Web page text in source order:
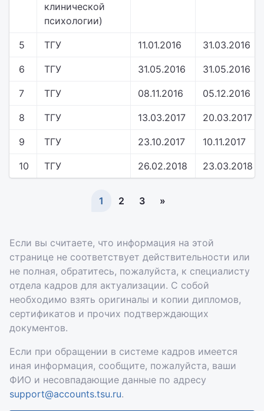
клинической
психологии)
5 ТГУ 11.01.2016 31.03.2016
6 ТГУ 31.05.2016 31.05.2016
7 ТГУ 08.11.2016 05.12.2016
8 ТГУ 13.03.2017 20.03.2017
9 ТГУ 23.10.2017 10.11.2017
10 ТГУ 26.02.2018 23.03.2018
1 2 3 »
Если вы считаете, что информация на этой
странице не соответствует действительности или
не полная, обратитесь, пожалуйста, к специалисту
отдела кадров для актуализации. С собой
необходимо взять оригиналы и копии дипломов,
сертификатов и прочих подтверждающих
документов.
Если при обращении в системе кадров имеется
иная информация, сообщите, пожалуйста, ваши
ФИО и несовпадающие данные по адресу
support@accounts.tsu.ru.